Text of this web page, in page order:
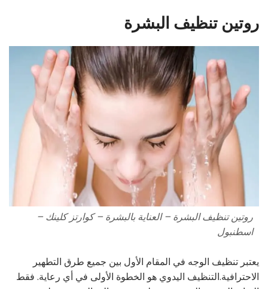
روتين تنظيف البشرة
روتين تنظيف البشرة – العناية بالبشرة – كوارتز كلينك –
اسطنبول
يعتبر تنظيف الوجه في المقام الأول بين جميع طرق التطهير
الاحترافية.التنظيف اليدوي هو الخطوة الأولى في أي رعاية. فقط